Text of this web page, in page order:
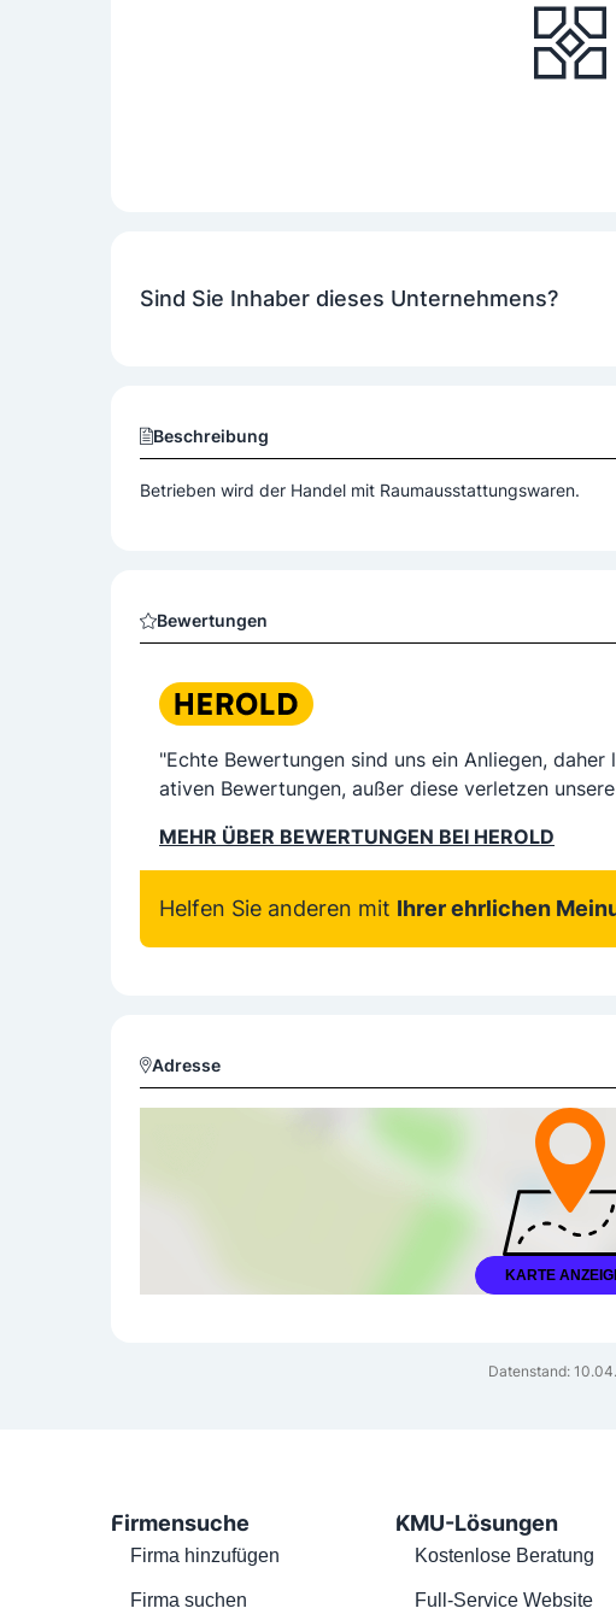
Sind Sie Inhaber dieses Unternehmens?
Beschreibung
Betrieben wird der Handel mit Raumausstattungswaren.
Bewertungen
"Echte Bewertungen sind uns ein Anliegen,
ativen Bewertungen, außer diese verletzen
MEHR ÜBER BEWERTUNGEN BEI HEROLD
Helfen Sie anderen mit Ihrer ehrlichen
Adresse
KARTE
Datenstand:
Firmensuche
Firma hinzufügen
Firma suchen
KMU-Lösungen
Kostenlose Beratung
Full-Service Website